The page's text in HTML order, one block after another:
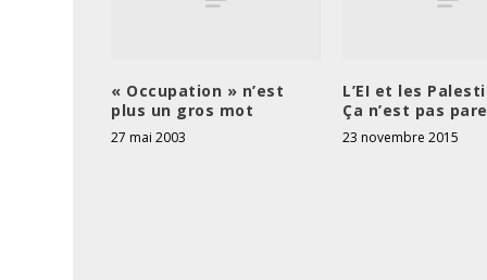
« Occupation » n’est
plus un gros mot
27 mai 2003
L’EI et les
Ça n’est pas
23 novembre 2015